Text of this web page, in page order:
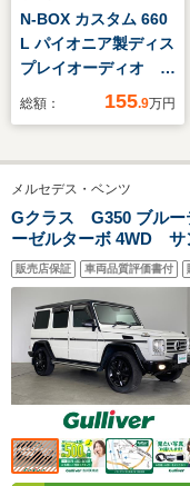
N-BOX カスタム 660
L パイオニア製ディス
プレイオーディオ R
総額： 155.9万円
メルセデス・ベンツ
Gクラス G350 ブルー
ーゼルターボ 4WD
カメラ BSM
ETC ドラレコ アク
ートヒーター ベンチ
販売店保証 車両品質評価書付